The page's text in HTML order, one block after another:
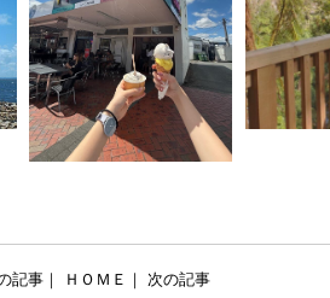
記事 ＨＯＭＥ 次の記事